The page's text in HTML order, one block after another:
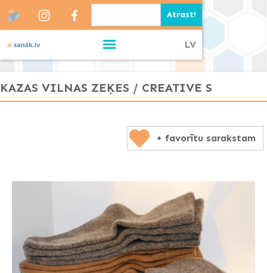
LV
KAZAS VILNAS ZEĶES / CREATIVE S
+ favorītu sarakstam